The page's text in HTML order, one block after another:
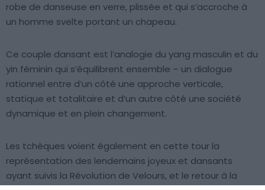
robe de danseuse en verre, plissée et qui s’accroche à
un homme svelte portant un chapeau.
Ce couple dansant est l’analogie du yang masculin et du
yin féminin qui s’équilibrent ensemble – un dialogue
rationnel entre d’un côté une approche verticale,
statique et totalitaire et d’un autre côté une société
dynamique et en plein changement.
Les tchèques voient également en cette tour la
représentation des lendemains joyeux et dansants
ayant suivis la Révolution de Velours, et le retour à la